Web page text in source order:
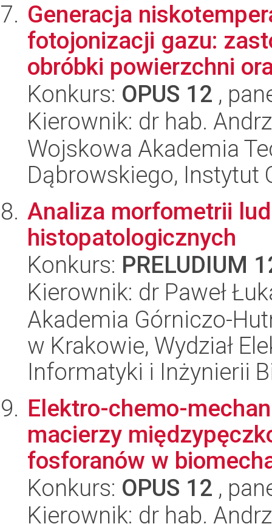
Generacja
fotojonizacji gazu:
obróbki powierzchni
Konkurs: OPUS 12 ,
Kierownik: dr hab.
Wojskowa Akademia
Dąbrowskiego, Instytut
Analiza morfometrii
histopatologicznych
Konkurs: PRELUDIUM
Kierownik: dr Paweł
Akademia Górniczo-
w Krakowie, Wydział
Informatyki i Inżynierii
Elektro-chemo-
macierzy
fosforanów w
Konkurs: OPUS 12 ,
Kierownik: dr hab.